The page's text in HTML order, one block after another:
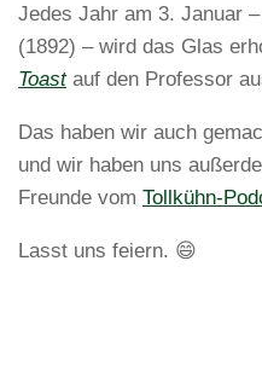
Jedes Jahr am 3. Januar
(1892) – wird das Glas
Toastauf den Professor
Das haben wir auch
und wir haben uns
Freunde vom Tollkühn-
Lasst uns feiern. 😄